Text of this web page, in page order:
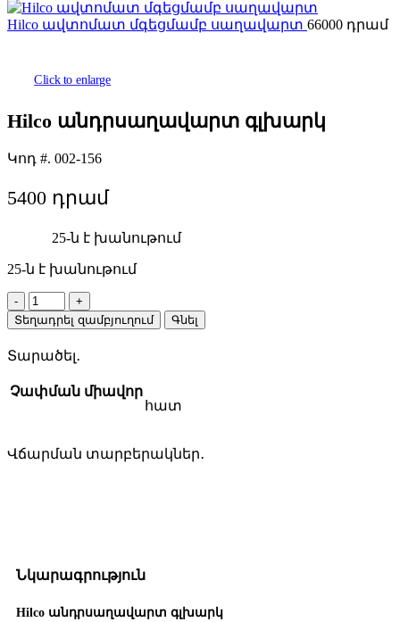
Hilco ավտոմատ մգեցմամբ սաղավարտ 66000
Click to enlarge
Hilco անդրսաղավարտ գլխարկ
Կոդ #. 002-156
5400
25-ն է խանութում
25-ն է խանութում
Hilco
անդրսաղավարտ
գլխարկ
quantity
Տեղադրել զամբյուղում Գնել
Տարածել․
Չափման միավոր
հատ
Վճարման տարբերակներ․
Նկարագրություն
Hilco անդրսաղավարտ գլխարկ